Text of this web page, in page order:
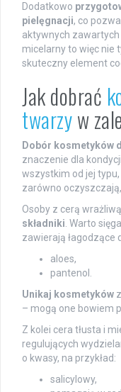
Dodatkowo
pielęgnacji, co
aktywnych zawartych
micelarny to więc nie
skuteczny element
Jak dobrać
twarzyw
Dobór kosmetyków
znaczenie dla
wszystkim od jej
zarówno
Osoby z cerą
składniki. Warto
zawierają łagodzące
aloes,
pantenol.
Unikaj kosmetyków
– mogą one bowiem
Z kolei cera tłusta i
regulujących
o kwasy, na przykład:
salicylowy,